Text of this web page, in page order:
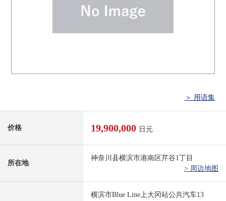
＞ 用语集
价格 19,900,000 日元
所在地
神奈川县横滨市港南区芹谷1丁目
> 周边地图
横滨市Blue Line上大冈站公共汽车13